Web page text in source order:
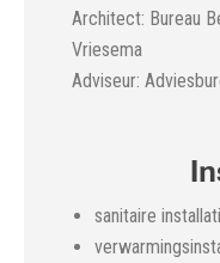
Architect: Bureau
Vriesema
Adviseur:
sanitaire